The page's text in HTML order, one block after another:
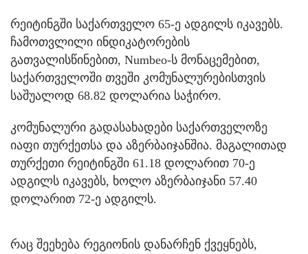
რეიტინგში საქართველო 65-ე ადგილს იკავებს.
ჩამოთვლილი ინდიკატორების
გათვალისწინებით, Numbeo-ს მონაცემებით,
საქართველოში თვეში კომუნალურებისთვის
საშუალოდ 68.82 დოლარია საჭირო.
კომუნალური გადასახადები საქართველოზე
იაფი თურქეთსა და აზერბაიჯანშია. მაგალითად
თურქეთი რეიტინგში 61.18 დოლარით 70-ე
ადგილს იკავებს, ხოლო აზერბაიჯანი 57.40
დოლარით 72-ე ადგილს.
რაც შეეხება რეგიონის დანარჩენ ქვეყნებს,